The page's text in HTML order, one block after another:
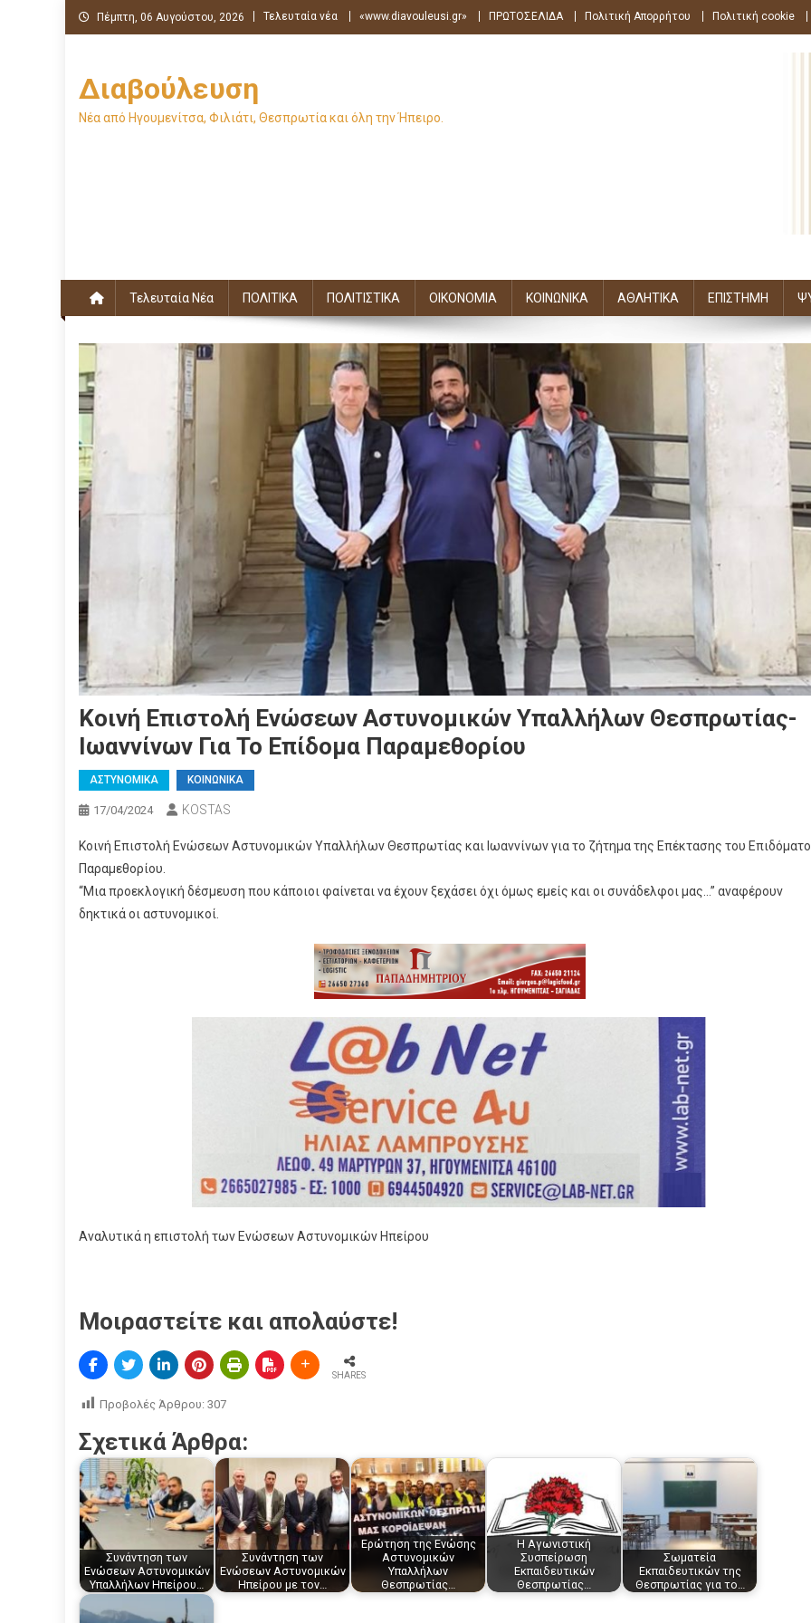
Μεταπηδήστε
στο
Πέμπτη, 06 Αυγούστου, 2026 Τελευταία νέα «www.diavouleusi.gr» ΠΡΩΤΟΣΕΛΙΔΑ Πολιτική Απορρήτου Πολιτική cookie
Διαβούλευση
Νέα από Ηγουμενίτσα, Φιλιάτι, Θεσπρωτία και όλη την Ήπειρο.
Τελευταία Νέα ΠΟΛΙΤΙΚΑ ΠΟΛΙΤΙΣΤΙΚΑ ΟΙΚΟΝΟΜΙΑ ΚΟΙΝΩΝΙΚΑ ΑΘΛΗΤΙΚΑ ΕΠΙΣΤΗΜΗ
Κοινή Επιστολή Ενώσεων Αστυνομικών Υπαλλήλων Θεσπρωτίας-
Ιωαννίνων Για Το Επίδομα Παραμεθορίου
ΑΣΤΥΝΟΜΙΚΑ ΚΟΙΝΩΝΙΚΑ
17/04/2024 KOSTAS
Κοινή Επιστολή Ενώσεων Αστυνομικών Υπαλλήλων Θεσπρωτίας και Ιωαννίνων για το ζήτημα της Επέκτασης του
Παραμεθορίου.
“Μια προεκλογική δέσμευση που κάποιοι φαίνεται να έχουν ξεχάσει όχι όμως εμείς και οι συνάδελφοι μας…” αναφέρουν
δηκτικά οι αστυνομικοί.
Αναλυτικά η επιστολή των Ενώσεων Αστυνομικών Ηπείρου
Μοιραστείτε και απολαύστε!
SHARES
Προβολές Άρθρου: 307
Σχετικά Άρθρα:
Συνάντηση των
Ενώσεων Αστυνομικών
Υπαλλήλων Ηπείρου…
Συνάντηση των
Ενώσεων Αστυνομικών
Ηπείρου με τον…
Ερώτηση της Ενώσης
Αστυνομικών
Υπαλλήλων
Θεσπρωτίας…
Η Αγωνιστική
Συσπείρωση
Εκπαιδευτικών
Θεσπρωτίας…
Σωματεία
Εκπαιδευτικών της
Θεσπρωτίας για το…